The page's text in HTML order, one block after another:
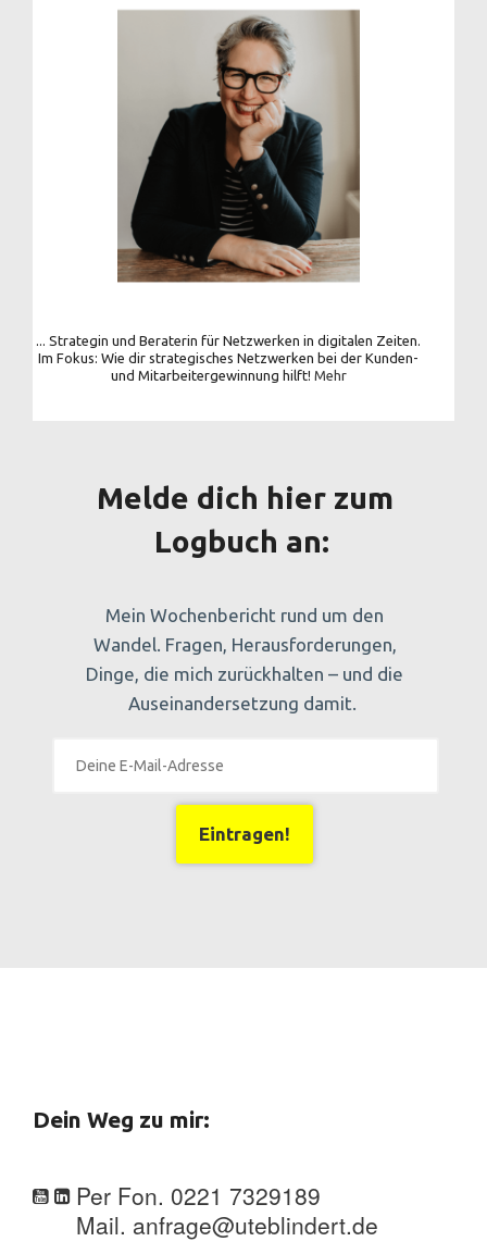
... Strategin und Beraterin für Netzwerken in digitalen Zeiten.
Im Fokus: Wie dir strategisches Netzwerken bei der Kunden-
und Mitarbeitergewinnung hilft! Mehr
Melde dich hier zum
Logbuch an:
Mein Wochenbericht rund um den
Wandel. Fragen, Herausforderungen,
Dinge, die mich zurückhalten – und die
Auseinandersetzung damit.
Eintragen!
Dein Weg zu mir:
Per Fon. 0221 7329189
Mail. anfrage@uteblindert.de